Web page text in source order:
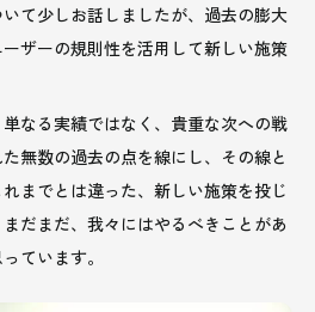
て少しお話しましたが、過去の膨大
ザーの規則性を活用して新しい施策
なる実績ではなく、貴重な次への戦
無数の過去の点を線にし、その線と
までとは違った、新しい施策を投じ
だまだ、我々にはやるべきことがあ
ています。